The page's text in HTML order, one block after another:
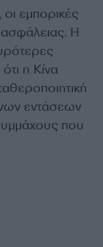
εμπορικές
ασφάλειας. Η
η Κίνα
εντάσεων
που